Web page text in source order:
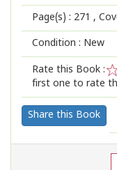
Page(s) : 271 ,
Condition : New
Rate this Book :
1
first one to rate
Share this Book